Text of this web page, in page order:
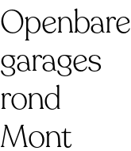
Openbare
garages
rond
Mont